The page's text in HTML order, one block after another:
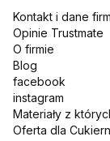
Kontakt i dane
Opinie Trustmate
O firmie
Blog
facebook
instagram
Materiały z
Oferta dla